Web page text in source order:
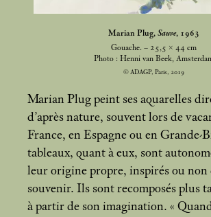
Marian Plug, Sauve, 1963
Gouache. – 25,5 × 44 cm
Photo : Henni van Beek,
© ADAGP, Paris, 2019
Marian Plug peint ses aquarelles
d’après nature, souvent lors de
France, en Espagne ou en Grande-
tableaux, quant à eux, sont
leur origine propre, inspirés ou non
souvenir. Ils sont recomposés plus
à partir de son imagination. «